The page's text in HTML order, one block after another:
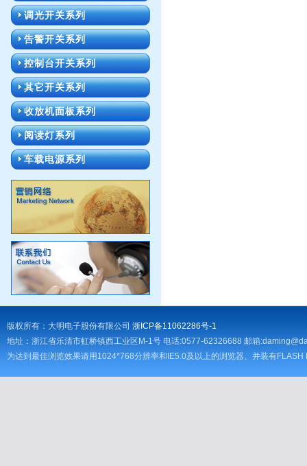
调光开关系列
告警开关系列
控制台开关系列
其它开关系列
收放机面板系列
阅读灯系列
车载电源系列
版权所有：大明电子股份有限公司 浙ICP备11062286号-1
地址：浙江省乐清市虹桥镇西工业区M-1号 电话:0577-62326688 邮箱:
为达到最佳浏览效果请用1024*768分辨率和IE5.0及以上的浏览器、并装有